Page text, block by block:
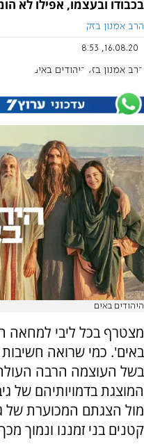
בכבודו ובעצמו, אפילו לא
הרב אמנון בזק
16.08.20, 8:53
הרב אמנון בזק היהודים באים
היהודים באים
מצטרף בכל ליבי למחאה
באים'. כמי שרואה
בשל העוצמה הרבה
המוצגת בדמויותיהם של
מול הצגתם המכוערת של
קטנים בני זמננו ונמוך